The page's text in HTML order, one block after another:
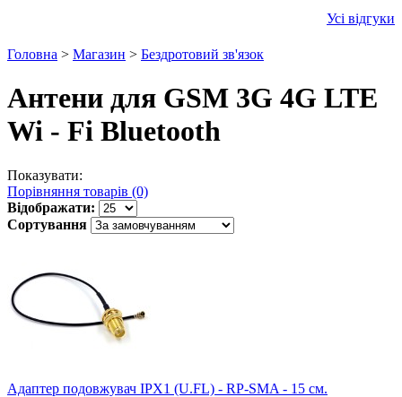
Усі відгуки
Головна > Магазин > Бездротовий зв'язок
Антени для GSM 3G 4G LTE
Wi - Fi Bluetooth
Показувати:
Порівняння товарів (0)
Відображати:
Сортування
Адаптер подовжувач IPX1 (U.FL) - RP-SMA - 15 см.